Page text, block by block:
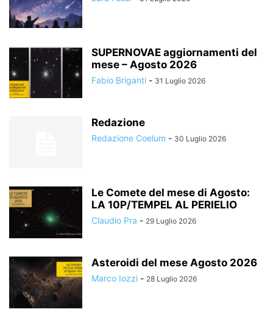
SUPERNOVAE aggiornamenti del
mese – Agosto 2026
Fabio Briganti - 31 Luglio 2026
Redazione
Redazione Coelum - 30 Luglio 2026
Le Comete del mese di Agosto:
LA 10P/TEMPEL AL PERIELIO
Claudio Pra - 29 Luglio 2026
Asteroidi del mese Agosto 2026
Marco Iozzi - 28 Luglio 2026